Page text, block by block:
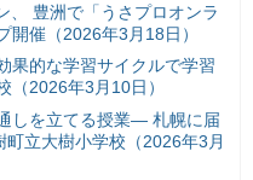
、 豊洲で「うさプロオンラ
開催（2026年3月18日）
果的な学習サイクルで学習
（2026年3月10日）
しを立てる授業— 札幌に届
町立大樹小学校（2026年3月